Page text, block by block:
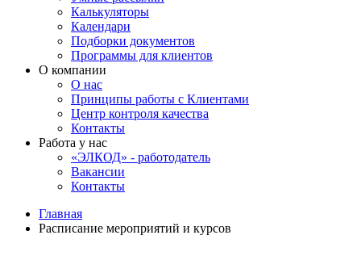
Калькуляторы
Календари
Подборки документов
Программы для клиентов
О компании
О нас
Принципы работы с Клиентами
Центр контроля качества
Контакты
Работа у нас
«ЭЛКОД» - работодатель
Вакансии
Контакты
Главная
Расписание мероприятий и курсов